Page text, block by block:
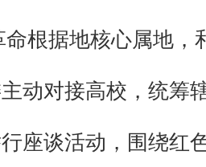
根据地核心属地，
动对接高校，统筹
座谈活动，围绕红